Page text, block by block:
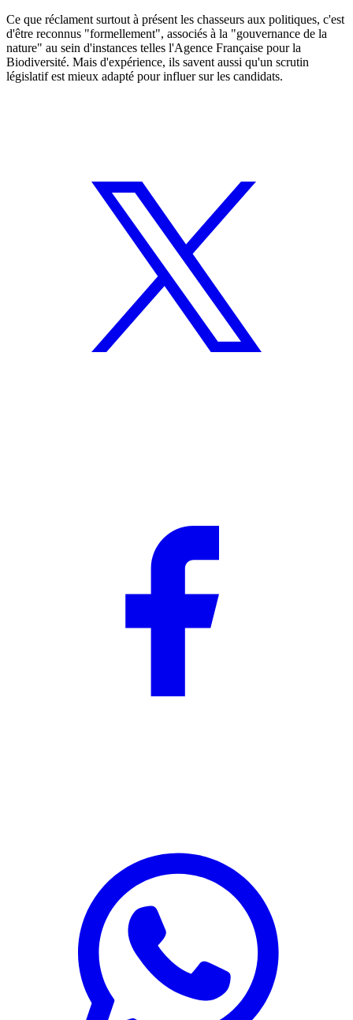
Ce que réclament surtout à présent les chasseurs aux politiques, c'est
d'être reconnus "formellement", associés à la "gouvernance de la
nature" au sein d'instances telles l'Agence Française pour la
Biodiversité. Mais d'expérience, ils savent aussi qu'un scrutin
législatif est mieux adapté pour influer sur les candidats.